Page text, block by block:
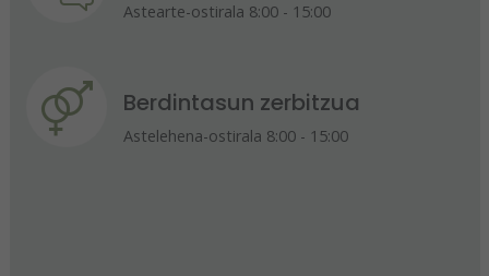
Astearte-ostirala 8:00 - 15:00
Berdintasun zerbitzua
Astelehena-ostirala 8:00 - 15:00